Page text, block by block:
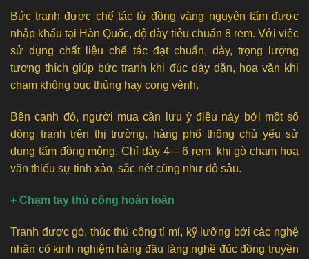
Bức tranh được chế tác từ đồng vàng nguyên tấm được
nhập khẩu tại Hàn Quốc, độ dày tiêu chuẩn 8 rem. Với việc
sử dụng chất liệu chế tác đạt chuẩn, dày, trọng lượng
tương thích giúp bức tranh khi đúc dày dặn, hoa văn khi
chạm không bục thủng hay cong vênh.
Bên cạnh đó, người mua cần lưu ý điều này bởi một số
dòng tranh trên thị trường, hàng phổ thông chủ yếu sử
dụng tấm đồng mỏng. Chỉ dày 4 – 6 rem, khi gò chạm hoa
văn thiếu sự tinh xảo, sắc nét cũng như độ sâu.
+ Chạm tay thủ công hoàn toàn
Tranh được gò, thúc thủ công tỉ mỉ, kỹ lưỡng bởi các nghệ
nhân có kinh nghiệm hàng đầu làng nghề đúc đồng truyền